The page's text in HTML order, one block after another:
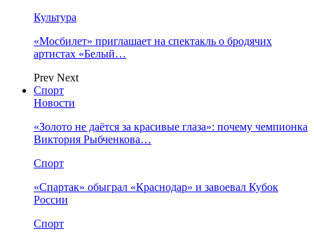
Культура
«Мосбилет» приглашает на спектакль о бродячих
артистах «Белый…
Prev Next
Спорт
Новости
«Золото не даётся за красивые глаза»: почему чемпионка
Виктория Рыбченкова…
Спорт
«Спартак» обыграл «Краснодар» и завоевал Кубок
России
Спорт